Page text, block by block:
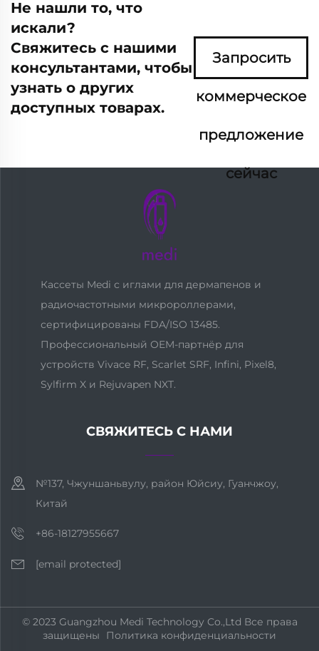
Не нашли то, что
искали?
Свяжитесь с нашими
консультантами, чтобы
узнать о других
доступных товарах.
Запросить
коммерческое
предложение
сейчас
Кассеты Medi с иглами для дермапенов и
радиочастотными микророллерами,
сертифицированы FDA/ISO 13485.
Профессиональный OEM-партнёр для
устройств Vivace RF, Scarlet SRF, Infini, Pixel8,
Sylfirm X и Rejuvapen NXT.
СВЯЖИТЕСЬ С НАМИ
№137, Чжуншаньвулу, район Юйсиу, Гуанчжоу,
Китай
+86-18127955667
[email protected]
© 2023 Guangzhou Medi Technology Co.,Ltd Все права
защищены
Политика конфиденциальности